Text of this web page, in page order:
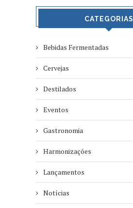
CATEGORIAS
Bebidas Fermentadas
Cervejas
Destilados
Eventos
Gastronomia
Harmonizações
Lançamentos
Notícias